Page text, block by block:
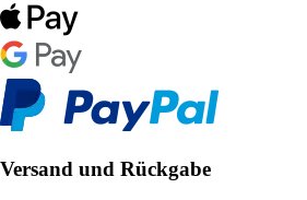
Versand und Rückgabe